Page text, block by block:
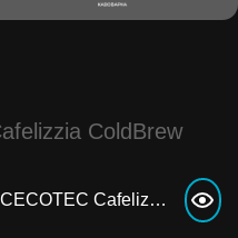
ColdBrew
Інструкція Кавоварка CECOTEC Cafelizzia ColdBrew